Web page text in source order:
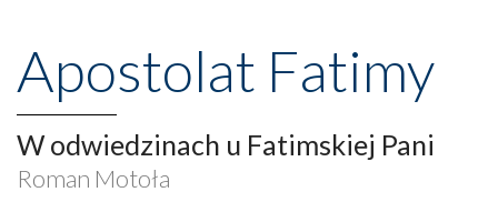
Apostolat Fatimy
W odwiedzinach u Fatimskiej Pani
Roman Motoła